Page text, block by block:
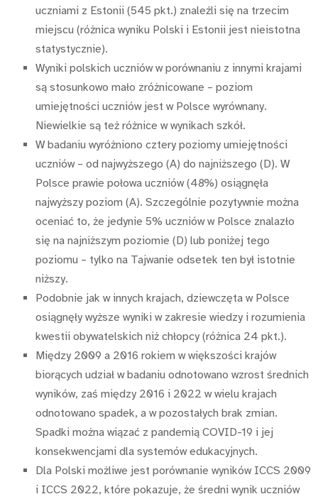
uczniami z Estonii (545 pkt.) znaleźli się na trzecim
miejscu (różnica wyniku Polski i Estonii jest nieistotna
statystycznie).
Wyniki polskich uczniów w porównaniu z innymi krajami
są stosunkowo mało zróżnicowane – poziom
umiejętności uczniów jest w Polsce wyrównany.
Niewielkie są też różnice w wynikach szkół.
W badaniu wyróżniono cztery poziomy umiejętności
uczniów – od najwyższego (A) do najniższego (D). W
Polsce prawie połowa uczniów (48%) osiągnęła
najwyższy poziom (A). Szczególnie pozytywnie można
oceniać to, że jedynie 5% uczniów w Polsce znalazło
się na najniższym poziomie (D) lub poniżej tego
poziomu – tylko na Tajwanie odsetek ten był istotnie
niższy.
Podobnie jak w innych krajach, dziewczęta w Polsce
osiągnęły wyższe wyniki w zakresie wiedzy i rozumienia
kwestii obywatelskich niż chłopcy (różnica 24 pkt.).
Między 2009 a 2016 rokiem w większości krajów
biorących udział w badaniu odnotowano wzrost średnich
wyników, zaś między 2016 i 2022 w wielu krajach
odnotowano spadek, a w pozostałych brak zmian.
Spadki można wiązać z pandemią COVID-19 i jej
konsekwencjami dla systemów edukacyjnych.
Dla Polski możliwe jest porównanie wyników ICCS 2009
i ICCS 2022, które pokazuje, że średni wynik uczniów